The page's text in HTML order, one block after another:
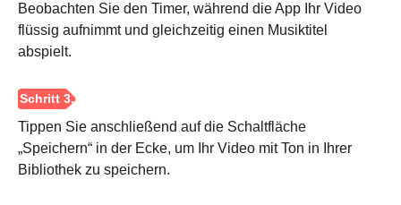
Schritt 1.
Beobachten Sie den Timer, während die App Ihr Video
flüssig aufnimmt und gleichzeitig einen Musiktitel
abspielt.
Tippen Sie anschließend auf die Schaltfläche
„Speichern“ in der Ecke, um Ihr Video mit Ton in Ihrer
Bibliothek zu speichern.